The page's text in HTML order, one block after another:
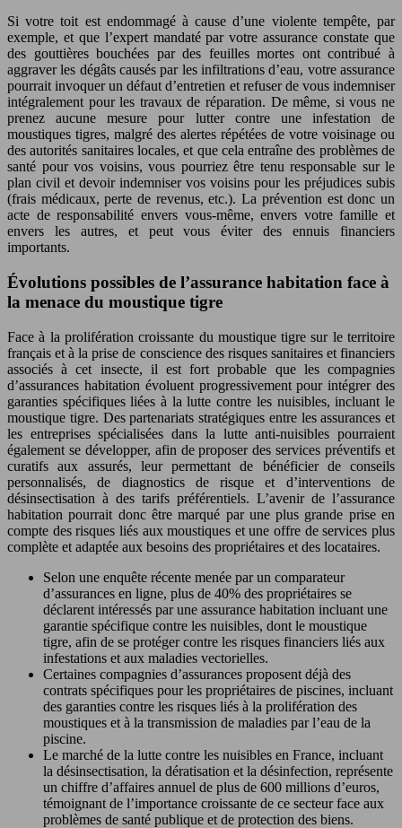
Si votre toit est endommagé à cause d’une violente tempête, par
exemple, et que l’expert mandaté par votre assurance constate que
des gouttières bouchées par des feuilles mortes ont contribué à
aggraver les dégâts causés par les infiltrations d’eau, votre assurance
pourrait invoquer un défaut d’entretien et refuser de vous indemniser
intégralement pour les travaux de réparation. De même, si vous ne
prenez aucune mesure pour lutter contre une infestation de
moustiques tigres, malgré des alertes répétées de votre voisinage ou
des autorités sanitaires locales, et que cela entraîne des problèmes de
santé pour vos voisins, vous pourriez être tenu responsable sur le
plan civil et devoir indemniser vos voisins pour les préjudices subis
(frais médicaux, perte de revenus, etc.). La prévention est donc un
acte de responsabilité envers vous-même, envers votre famille et
envers les autres, et peut vous éviter des ennuis financiers
importants.
Évolutions possibles de l’assurance habitation face à
la menace du moustique tigre
Face à la prolifération croissante du moustique tigre sur le territoire
français et à la prise de conscience des risques sanitaires et financiers
associés à cet insecte, il est fort probable que les compagnies
d’assurances habitation évoluent progressivement pour intégrer des
garanties spécifiques liées à la lutte contre les nuisibles, incluant le
moustique tigre. Des partenariats stratégiques entre les assurances et
les entreprises spécialisées dans la lutte anti-nuisibles pourraient
également se développer, afin de proposer des services préventifs et
curatifs aux assurés, leur permettant de bénéficier de conseils
personnalisés, de diagnostics de risque et d’interventions de
désinsectisation à des tarifs préférentiels. L’avenir de l’assurance
habitation pourrait donc être marqué par une plus grande prise en
compte des risques liés aux moustiques et une offre de services plus
complète et adaptée aux besoins des propriétaires et des locataires.
Selon une enquête récente menée par un comparateur
d’assurances en ligne, plus de 40% des propriétaires se
déclarent intéressés par une assurance habitation incluant une
garantie spécifique contre les nuisibles, dont le moustique
tigre, afin de se protéger contre les risques financiers liés aux
infestations et aux maladies vectorielles.
Certaines compagnies d’assurances proposent déjà des
contrats spécifiques pour les propriétaires de piscines, incluant
des garanties contre les risques liés à la prolifération des
moustiques et à la transmission de maladies par l’eau de la
piscine.
Le marché de la lutte contre les nuisibles en France, incluant
la désinsectisation, la dératisation et la désinfection, représente
un chiffre d’affaires annuel de plus de 600 millions d’euros,
témoignant de l’importance croissante de ce secteur face aux
problèmes de santé publique et de protection des biens.